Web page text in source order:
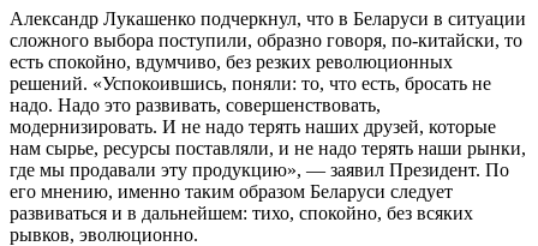
Александр Лукашенко подчеркнул, что в Беларуси в ситуации
сложного выбора поступили, образно говоря, по-китайски, то
есть спокойно, вдумчиво, без резких революционных
решений. «Успокоившись, поняли: то, что есть, бросать не
надо. Надо это развивать, совершенствовать,
модернизировать. И не надо терять наших друзей, которые
нам сырье, ресурсы поставляли, и не надо терять наши рынки,
где мы продавали эту продукцию», — заявил Президент. По
его мнению, именно таким образом Беларуси следует
развиваться и в дальнейшем: тихо, спокойно, без всяких
рывков, эволюционно.